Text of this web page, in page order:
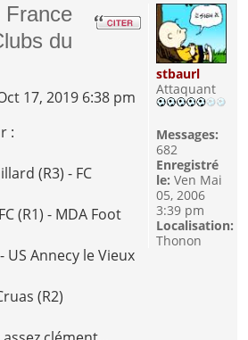
France
du
17, 2019 6:38 pm
:
(R3) - FC
(R1) - MDA Foot
US Annecy le Vieux
(R2)
stbaurl
Attaquant
Messages:
682
Enregistré
le: Ven Mai
05, 2006
3:39 pm
Localisation:
Thonon